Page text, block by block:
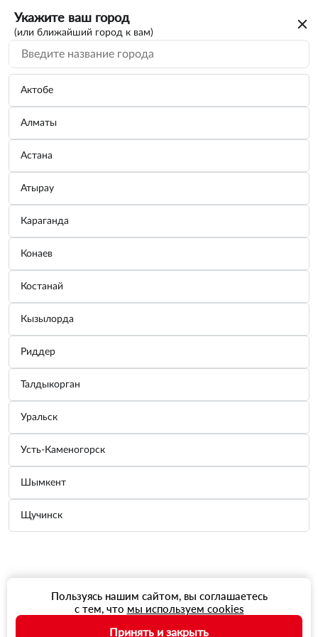
Укажите ваш город
(или ближайший город к вам)
Актобе
Алматы
Астана
Атырау
Караганда
Конаев
Костанай
Кызылорда
Риддер
Талдыкорган
Уральск
Усть-Каменогорск
Шымкент
Щучинск
Пользуясь нашим сайтом, вы соглашаетесь
с тем, что мы используем cookies
Принять и закрыть